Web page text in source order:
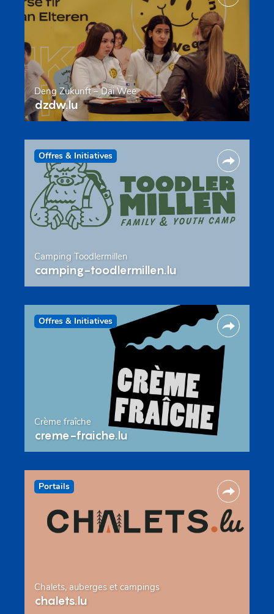
Deng Zukunft – Däi Wee
dzdw.lu
Offres & Initiatives
Camping Toodlermillen
camping-toodlermillen.lu
Offres & Initiatives
Crème fraîche
creme-fraiche.lu
Portails
Chalets, auberges et campings
chalets.lu